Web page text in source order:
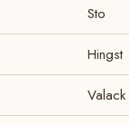
Sto
Hingst
Valack